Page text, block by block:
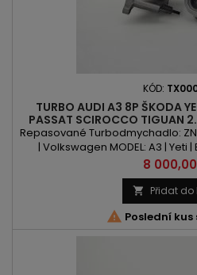
KÓD:
TURBO AUDI A3 8P ŠKODA
PASSAT SCIROCCO TIGUAN
143PS
Repasované Turbodmychadlo:
| Volkswagen MODEL: A3 | Yeti
Scirocco | Tiguan KÓD MOTORU:
CBDB | CBDC OBSAH: 1968 ccm
136PS/100kW | 140PS/103kW |
Cena
8
 Přidat do
 Poslední